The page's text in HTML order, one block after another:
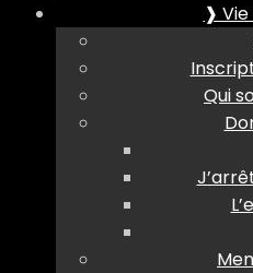
❱
Qui